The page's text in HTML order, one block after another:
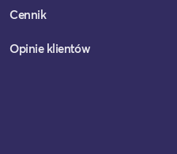
Cennik
Opinie klientów